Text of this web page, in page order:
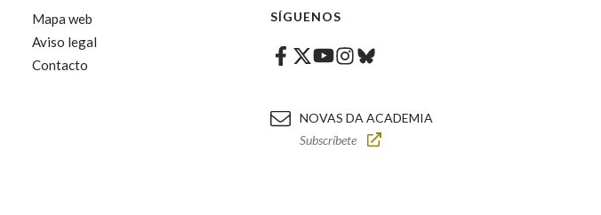
Real Academia Galega informa a
persoal, que estes datos
datos poñéndose en contacto
Mapa web
Aviso legal
Contacto
SÍGUENOS
Facebook
Twitter
Youtube
Instagram
Bluesky
NOVAS DA ACADEMIA
Subscríbete